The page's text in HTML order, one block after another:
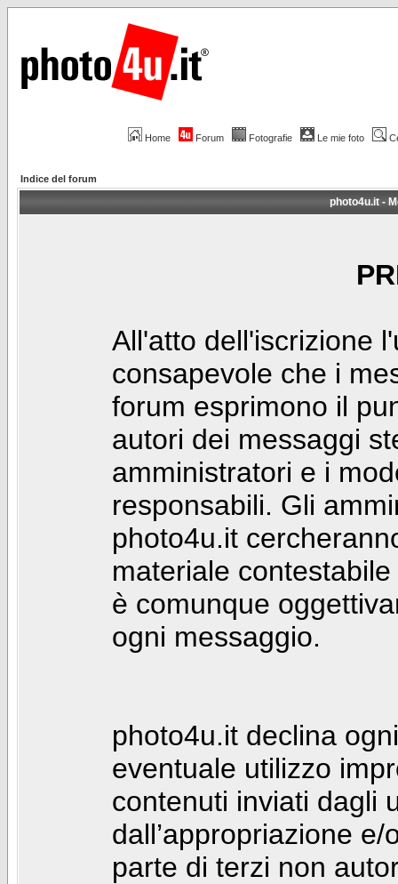
Home Forum Fotografie Le mie foto
Indice del forum
photo4u.it -
All'atto dell'iscrizione
consapevole che i
forum esprimono il
autori dei messaggi
amministratori e i
responsabili. Gli
photo4u.it
materiale
è comunque
ogni messaggio.
photo4u.it declina
eventuale utilizzo
contenuti inviati dagli
dall’appropriazione
parte di terzi non